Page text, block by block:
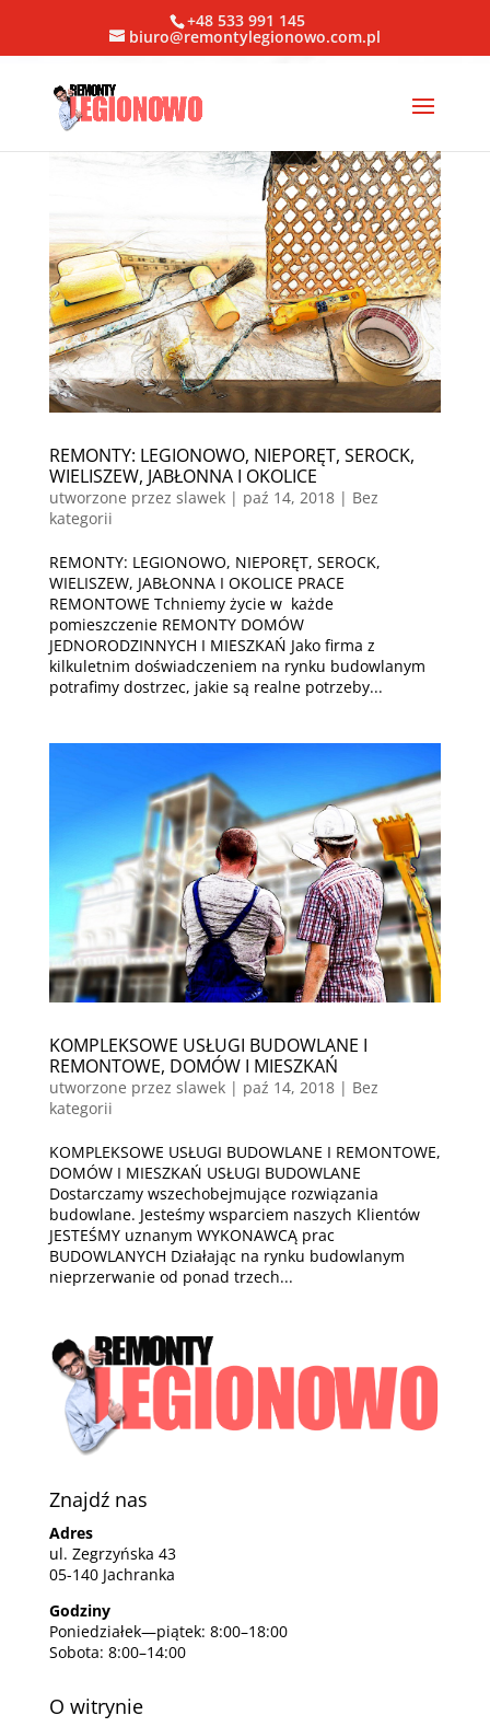
+48 533 991 145
biuro@remontylegionowo.com.pl
REMONTY: LEGIONOWO, NIEPORĘT, SEROCK,
WIELISZEW, JABŁONNA I OKOLICE
utworzone przez slawek| paź 14, 2018| Bez
kategorii
REMONTY: LEGIONOWO, NIEPORĘT, SEROCK,
WIELISZEW, JABŁONNA I OKOLICE PRACE
REMONTOWE Tchniemy życie w każde
pomieszczenie REMONTY DOMÓW
JEDNORODZINNYCH I MIESZKAŃ Jako firma z
kilkuletnim doświadczeniem na rynku budowlanym
potrafimy dostrzec, jakie są realne potrzeby...
KOMPLEKSOWE USŁUGI BUDOWLANE I
REMONTOWE, DOMÓW I MIESZKAŃ
utworzone przez slawek| paź 14, 2018| Bez
kategorii
KOMPLEKSOWE USŁUGI BUDOWLANE I REMONTOWE,
DOMÓW I MIESZKAŃ USŁUGI BUDOWLANE
Dostarczamy wszechobejmujące rozwiązania
budowlane. Jesteśmy wsparciem naszych Klientów
JESTEŚMY uznanym WYKONAWCĄ prac
BUDOWLANYCH Działając na rynku budowlanym
nieprzerwanie od ponad trzech...
Znajdź nas
Adres
ul. Zegrzyńska 43
05-140 Jachranka
Godziny
Poniedziałek—piątek: 8:00–18:00
Sobota: 8:00–14:00
O witrynie